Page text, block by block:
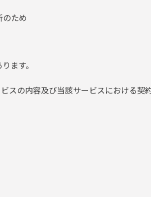
ため
ます。
の内容及び当該サービスにおける契